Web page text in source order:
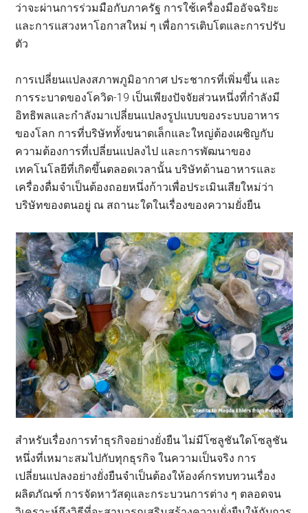
ว่าจะผ่านการร่วมมือกับภาครัฐ การใช้เครื่องมืออัจฉริยะ
และการแสวงหาโอกาสใหม่ ๆ เพื่อการเติบโตและการปรับ
ตัว
การเปลี่ยนแปลงสภาพภูมิอากาศ ประชากรที่เพิ่มขึ้น และ
การระบาดของโควิด-19 เป็นเพียงปัจจัยส่วนหนึ่งที่กำลังมี
อิทธิพลและกำลังมาเปลี่ยนแปลงรูปแบบของระบบอาหาร
ของโลก การที่บริษัททั้งขนาดเล็กและใหญ่ต้องเผชิญกับ
ความต้องการที่เปลี่ยนแปลงไป และการพัฒนาของ
เทคโนโลยีที่เกิดขึ้นตลอดเวลานั้น บริษัทด้านอาหารและ
เครื่องดื่มจำเป็นต้องถอยหนึ่งก้าวเพื่อประเมินเสียใหม่ว่า
บริษัทของตนอยู่ ณ สถานะใดในเรื่องของความยั่งยืน
สำหรับเรื่องการทำธุรกิจอย่างยั่งยืน ไม่มีโซลูชันใดโซลูชัน
หนึ่งที่เหมาะสมไปกับทุกธุรกิจ ในความเป็นจริง การ
เปลี่ยนแปลงอย่างยั่งยืนจำเป็นต้องให้องค์กรทบทวนเรื่อง
ผลิตภัณฑ์ การจัดหาวัสดุและกระบวนการต่าง ๆ ตลอดจน